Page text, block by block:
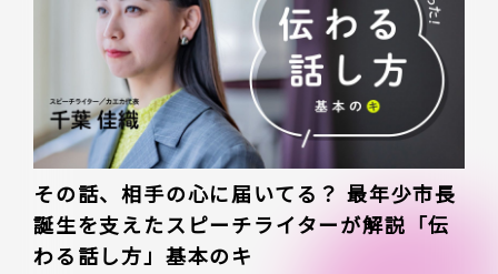
その話、相手の心に届いてる？ 最年少市長
誕生を支えたスピーチライターが解説「伝
わる話し方」基本のキ